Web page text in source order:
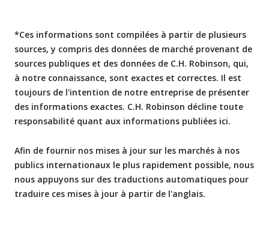
*Ces informations sont compilées à partir de plusieurs
sources, y compris des données de marché provenant de
sources publiques et des données de C.H. Robinson, qui,
à notre connaissance, sont exactes et correctes. Il est
toujours de l'intention de notre entreprise de présenter
des informations exactes. C.H. Robinson décline toute
responsabilité quant aux informations publiées ici.
Afin de fournir nos mises à jour sur les marchés à nos
publics internationaux le plus rapidement possible, nous
nous appuyons sur des traductions automatiques pour
traduire ces mises à jour à partir de l'anglais.